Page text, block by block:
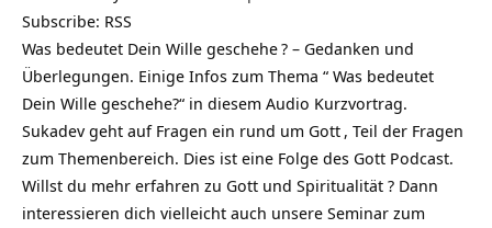
Subscribe: RSS
Was bedeutet Dein Wille geschehe? – Gedanken und
Überlegungen. Einige Infos zum Thema “ Was bedeutet
Dein Wille geschehe?“ in diesem Audio Kurzvortrag.
Sukadev geht auf Fragen ein rund um Gott , Teil der Fragen
zum Themenbereich. Dies ist eine Folge des Gott Podcast.
Willst du mehr erfahren zu Gott und Spiritualität ? Dann
interessieren dich vielleicht auch unsere Seminar zum